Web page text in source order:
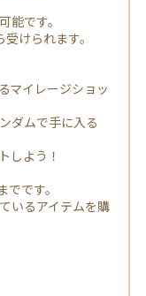
です。
けられます。
マイレージショッ
ダムで手に入る
しよう！
です。
いるアイテムを購